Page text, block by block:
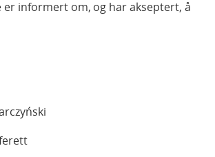
er informert om, og har akseptert, å